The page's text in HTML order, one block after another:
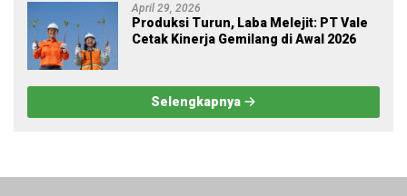
April 29, 2026
Produksi Turun, Laba Melejit: PT Vale
Cetak Kinerja Gemilang di Awal 2026
Selengkapnya